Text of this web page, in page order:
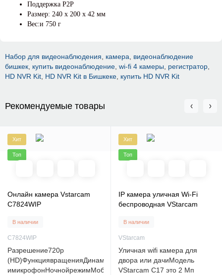
Поддержка P2P
Размер: 240 х 200 х 42 мм
Вес:и 750 г
Набор для видеонаблюдения камера
видеонаблюдение
бишкек купить видеонаблюдение wi-fi 4 камеры регистратор
HD NVR Kit HD NVR Kit в Бишкеке купить HD NVR Kit
Рекомендуемые товары
Хит
Топ
Онлайн камера Vstarcam
C7824WIP
В наличии
C7824WIP
Разрешение720p
(HD)ФункциявращенияДинамик
Хит
Топ
IP камера уличная Wi-Fi
беспроводная VStarcam
В наличии
VStarcam
Уличная wifi камера для
двора или дачиМодель
VStarcam C17 это 2 Мп